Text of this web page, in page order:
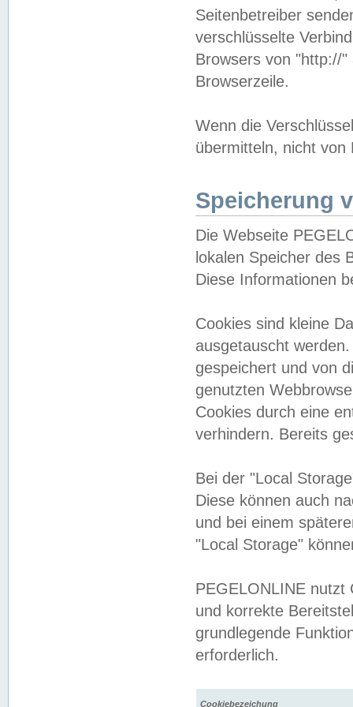
Seitenbetreiber
verschlüsselte
Browsers von "http://
Browserzeile.
Wenn die
übermitteln, nicht von
Speicherung
Die Webseite
lokalen Speicher des
Diese Informationen
Cookies sind kleine
ausgetauscht
gespeichert und von
genutzten
Cookies durch eine
verhindern. Bereits
Bei der "Local
Diese können auch
und bei einem
"Local Storage"
PEGELONLINE nutzt
und korrekte
grundlegende
erforderlich.
Cookiebezeichung